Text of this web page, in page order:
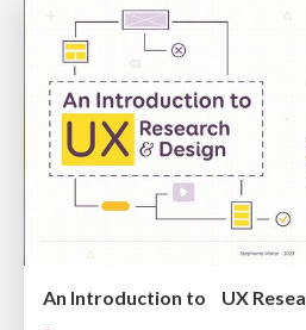
An Introduction to UX